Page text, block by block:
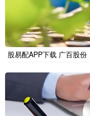
股易配APP下载 广百股